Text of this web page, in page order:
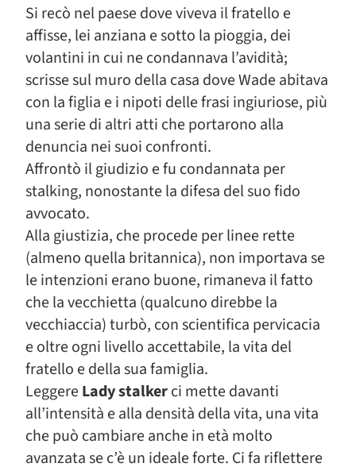
Si recò nel paese dove viveva il fratello e
affisse, lei anziana e sotto la pioggia, dei
volantini in cui ne condannava l’avidità;
scrisse sul muro della casa dove Wade abitava
con la figlia e i nipoti delle frasi ingiuriose, più
una serie di altri atti che portarono alla
denuncia nei suoi confronti.
Affrontò il giudizio e fu condannata per
stalking, nonostante la difesa del suo fido
avvocato.
Alla giustizia, che procede per linee rette
(almeno quella britannica), non importava se
le intenzioni erano buone, rimaneva il fatto
che la vecchietta (qualcuno direbbe la
vecchiaccia) turbò, con scientifica pervicacia
e oltre ogni livello accettabile, la vita del
fratello e della sua famiglia.
LeggereLady stalkerci mette davanti
all’intensità e alla densità della vita, una vita
che può cambiare anche in età molto
avanzata se c’è un ideale forte. Ci fa riflettere